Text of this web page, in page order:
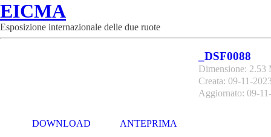
EICMA
Esposizione internazionale delle due ruote
_DSF0088
Dimensione: 2.53
Creata: 09-11-
Aggiornato: 09-
DOWNLOAD ANTEPRIMA